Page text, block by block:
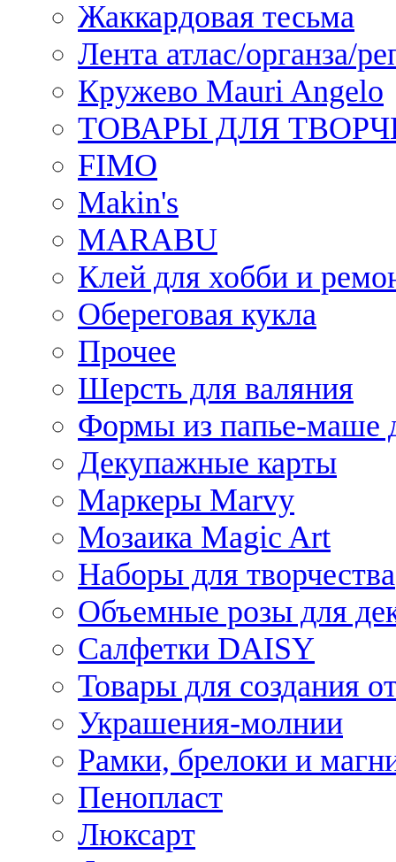
Жаккардовая тесьма
Лента атлас/органза/
Кружево Mauri Angelo
ТОВАРЫ ДЛЯ
FIMO
Makin's
MARABU
Клей для хобби и
Обереговая кукла
Прочее
Шерсть для валяния
Формы из папье-маше
Декупажные карты
Маркеры Marvy
Мозаика Magic Art
Наборы для творчества
Объемные розы для
Салфетки DAISY
Товары для создания
Украшения-молнии
Рамки, брелоки и
Пенопласт
Люксарт